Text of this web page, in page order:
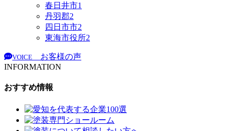
春日井市1
丹羽郡2
四日市市2
東海市役所2
VOICE
お客様の声
INFORMATION
おすすめ情報